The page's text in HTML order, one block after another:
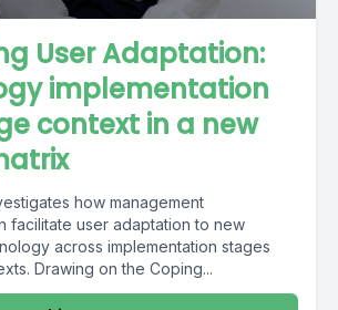
User Adaptation:
implementation
context in a new
how management
facilitate user adaptation to new
across implementation stages
Drawing on the Coping...